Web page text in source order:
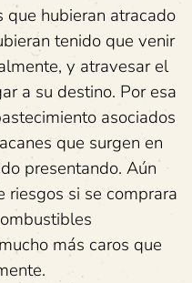
que hubieran atracado
tenido que venir
y atravesar el
a su destino. Por esa
asociados
que surgen en
presentando. Aún
riesgos si se comprara
más caros que